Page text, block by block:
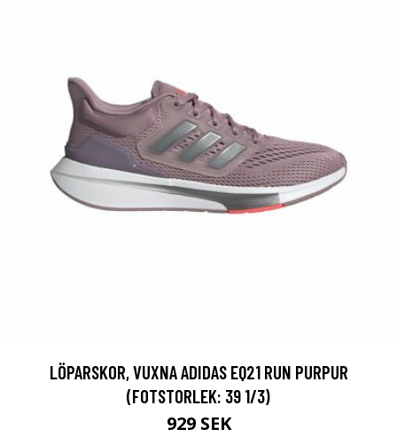
LÖPARSKOR, VUXNA ADIDAS EQ21 RUN PURPUR
(FOTSTORLEK: 39 1/3)
929 SEK